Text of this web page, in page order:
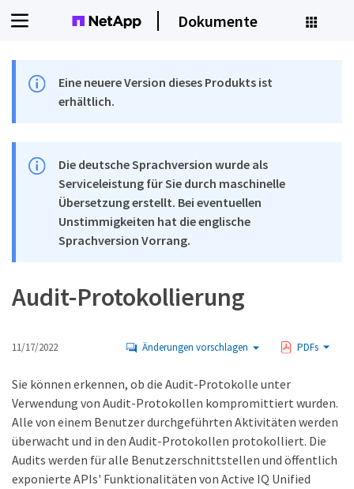
Dokumente
Eine neuere Version dieses Produkts ist
erhältlich.
Die deutsche Sprachversion wurde als
Serviceleistung für Sie durch maschinelle
Übersetzung erstellt. Bei eventuellen
Unstimmigkeiten hat die englische
Sprachversion Vorrang.
Audit-Protokollierung
11/17/2022 Änderungen vorschlagen PDFs
Sie können erkennen, ob die Audit-Protokolle unter
Verwendung von Audit-Protokollen kompromittiert wurden.
Alle von einem Benutzer durchgeführten Aktivitäten werden
überwacht und in den Audit-Protokollen protokolliert. Die
Audits werden für alle Benutzerschnittstellen und öffentlich
exponierte APIs' Funktionalitäten von Active IQ Unified